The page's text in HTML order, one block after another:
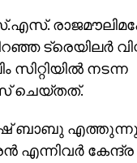
ട്രെയിലര്‍
നടന്ന
ചെയ്തത്.
ബാബു
എന്നിവര്‍ കേന്ദ്ര